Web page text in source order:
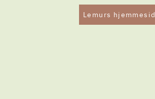
Lemurs